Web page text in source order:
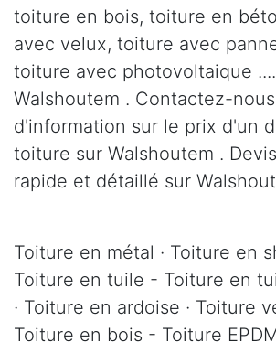
toiture en bois, toiture en
avec velux, toiture avec
toiture avec photovoltaique
Walshoutem . Contactez-
d'information sur le prix d'un
toiture sur Walshoutem .
rapide et détaillé sur
Toiture en métal · Toiture en
Toiture en tuile - Toiture en
· Toiture en ardoise · Toiture
Toiture en bois - Toiture